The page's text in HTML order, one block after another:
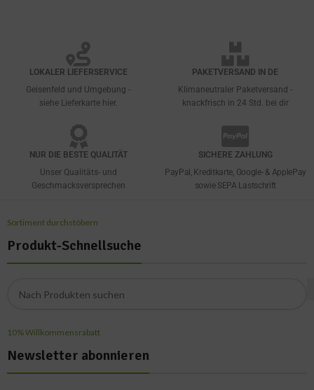
LOKALER LIEFERSERVICE
Geisenfeld und Umgebung -
siehe Lieferkarte hier.
PAKETVERSAND IN DE
Klimaneutraler Paketversand -
knackfrisch in 24 Std. bei dir
NUR DIE BESTE QUALITÄT
Unser Qualitäts- und
Geschmacksversprechen
SICHERE ZAHLUNG
PayPal, Kreditkarte, Google- & ApplePay
sowie SEPA Lastschrift
Sortiment durchstöbern
Produkt-Schnellsuche
10% Willkommensrabatt
Newsletter abonnieren